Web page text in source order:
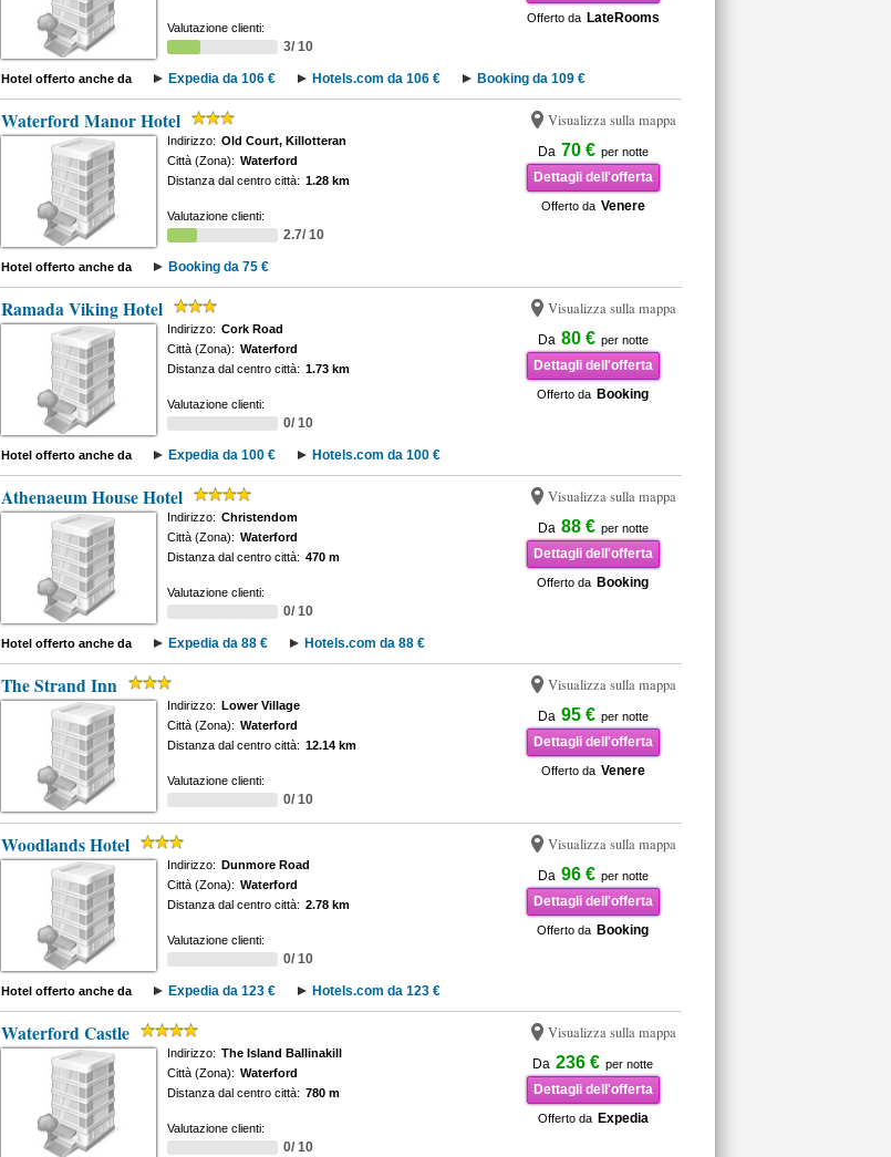
Offerto da LateRooms
Valutazione clienti:
3/ 10
Hotel offerto anche da Expedia da 106 € Hotels.com da 106 € Booking da 109 €
Waterford Manor Hotel Visualizza sulla mappa
Da 70 € per notte
Dettagli dell'offerta
Offerto da Venere
Indirizzo: Old Court, Killotteran
Città (Zona): Waterford
Distanza dal centro città: 1.28 km
Valutazione clienti:
2.7/ 10
Hotel offerto anche da Booking da 75 €
Ramada Viking Hotel Visualizza sulla mappa
Da 80 € per notte
Dettagli dell'offerta
Offerto da Booking
Indirizzo: Cork Road
Città (Zona): Waterford
Distanza dal centro città: 1.73 km
Valutazione clienti:
0/ 10
Hotel offerto anche da Expedia da 100 € Hotels.com da 100 €
Athenaeum House Hotel Visualizza sulla mappa
Da 88 € per notte
Dettagli dell'offerta
Offerto da Booking
Indirizzo: Christendom
Città (Zona): Waterford
Distanza dal centro città: 470 m
Valutazione clienti:
0/ 10
Hotel offerto anche da Expedia da 88 € Hotels.com da 88 €
The Strand Inn Visualizza sulla mappa
Da 95 € per notte
Dettagli dell'offerta
Offerto da Venere
Indirizzo: Lower Village
Città (Zona): Waterford
Distanza dal centro città: 12.14 km
Valutazione clienti:
0/ 10
Woodlands Hotel Visualizza sulla mappa
Da 96 € per notte
Dettagli dell'offerta
Offerto da Booking
Indirizzo: Dunmore Road
Città (Zona): Waterford
Distanza dal centro città: 2.78 km
Valutazione clienti:
0/ 10
Hotel offerto anche da Expedia da 123 € Hotels.com da 123 €
Waterford Castle Visualizza sulla mappa
Da 236 € per notte
Dettagli dell'offerta
Offerto da Expedia
Indirizzo: The Island Ballinakill
Città (Zona): Waterford
Distanza dal centro città: 780 m
Valutazione clienti:
0/ 10